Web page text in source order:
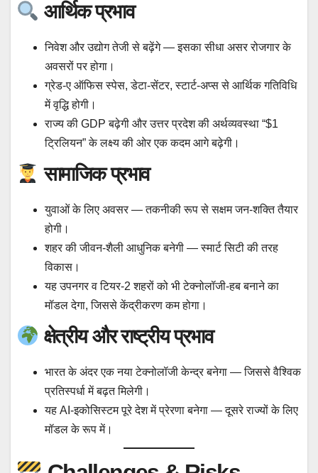
आर्थिक प्रभाव
निवेश और उद्योग तेजी से बढ़ेंगे — इसका सीधा असर रोजगार के
अवसरों पर होगा।
ग्रेड-ए ऑफिस स्पेस, डेटा-सेंटर, स्टार्ट-अप्स से आर्थिक गतिविधि
में वृद्धि होगी।
राज्य की GDP बढ़ेगी और उत्तर प्रदेश की अर्थव्यवस्था “$1
ट्रिलियन” के लक्ष्य की ओर एक कदम आगे बढ़ेगी।
सामाजिक प्रभाव
युवाओं के लिए अवसर — तकनीकी रूप से सक्षम जन-शक्ति तैयार
होगी।
शहर की जीवन-शैली आधुनिक बनेगी — स्मार्ट सिटी की तरह
विकास।
यह उपनगर व टियर-2 शहरों को भी टेक्नोलॉजी‐हब बनाने का
मॉडल देगा, जिससे केंद्रीकरण कम होगा।
क्षेत्रीय और राष्ट्रीय प्रभाव
भारत के अंदर एक नया टेक्नोलॉजी केन्द्र बनेगा — जिससे वैश्विक
प्रतिस्पर्धा में बढ़त मिलेगी।
यह AI-इकोसिस्टम पूरे देश में प्रेरणा बनेगा — दूसरे राज्यों के लिए
मॉडल के रूप में।